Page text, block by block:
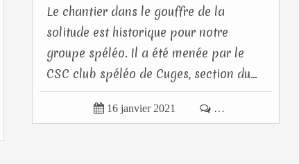
Le chantier dans le gouffre de la
solitude est historique pour notre
groupe spéléo. Il a été menée par le
CSC club spéléo de Cuges, section du...
 16 janvier 2021  …